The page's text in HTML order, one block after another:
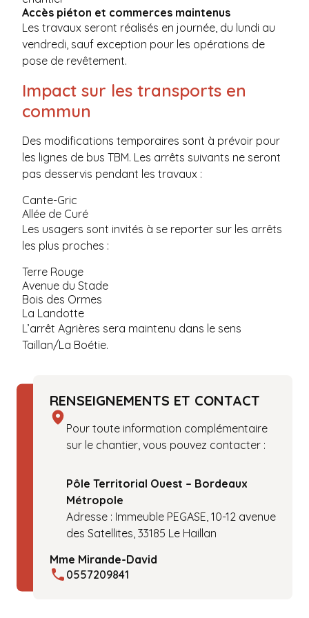
Accès piéton et commerces maintenus
Les travaux seront réalisés en journée, du lundi au
vendredi, sauf exception pour les opérations de
pose de revêtement.
Impact sur les transports en
commun
Des modifications temporaires sont à prévoir pour
les lignes de bus TBM. Les arrêts suivants ne seront
pas desservis pendant les travaux :
Cante-Gric
Allée de Curé
Les usagers sont invités à se reporter sur les arrêts
les plus proches :
Terre Rouge
Avenue du Stade
Bois des Ormes
La Landotte
L’arrêt Agrières sera maintenu dans le sens
Taillan/La Boétie.
RENSEIGNEMENTS ET CONTACT
Pour toute information complémentaire
sur le chantier, vous pouvez contacter :
Pôle Territorial Ouest – Bordeaux
Métropole
Adresse : Immeuble PEGASE, 10-12 avenue
des Satellites, 33185 Le Haillan
Mme Mirande-David
0557209841